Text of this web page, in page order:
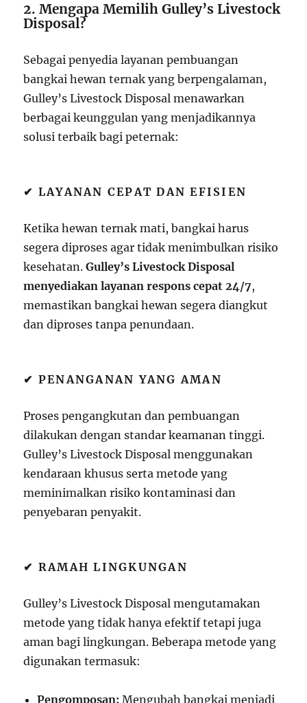
2. Mengapa Memilih Gulley’s Livestock
Disposal?
Sebagai penyedia layanan pembuangan
bangkai hewan ternak yang berpengalaman,
Gulley’s Livestock Disposal menawarkan
berbagai keunggulan yang menjadikannya
solusi terbaik bagi peternak:
✔ LAYANAN CEPAT DAN EFISIEN
Ketika hewan ternak mati, bangkai harus
segera diproses agar tidak menimbulkan risiko
kesehatan.Gulley’s Livestock Disposal
menyediakan layanan respons cepat 24/7,
memastikan bangkai hewan segera diangkut
dan diproses tanpa penundaan.
✔ PENANGANAN YANG AMAN
Proses pengangkutan dan pembuangan
dilakukan dengan standar keamanan tinggi.
Gulley’s Livestock Disposal menggunakan
kendaraan khusus serta metode yang
meminimalkan risiko kontaminasi dan
penyebaran penyakit.
✔ RAMAH LINGKUNGAN
Gulley’s Livestock Disposal mengutamakan
metode yang tidak hanya efektif tetapi juga
aman bagi lingkungan. Beberapa metode yang
digunakan termasuk:
Pengomposan: Mengubah bangkai menjadi